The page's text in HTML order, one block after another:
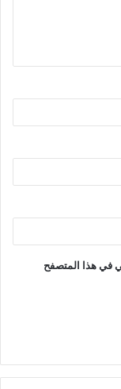
في هذا المتصفح